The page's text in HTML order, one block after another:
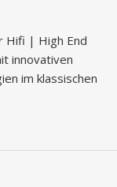
Hifi | High End
innovativen
im klassischen